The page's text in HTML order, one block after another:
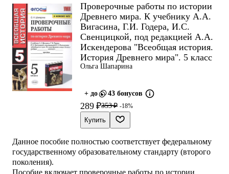
Проверочные работы по истории
Древнего мира. К учебнику А.А.
Вигасина, Г.И. Годера, И.С.
Свенцицкой, под редакцией А.А.
Искендерова "Всеобщая история.
История Древнего мира". 5 класс
Ольга Шапарина
+ до 43 бонусов
289 ₽353 ₽ -18%
Купить
Данное пособие полностью соответствует федеральному
государственному образовательному стандарту (второго
поколения).